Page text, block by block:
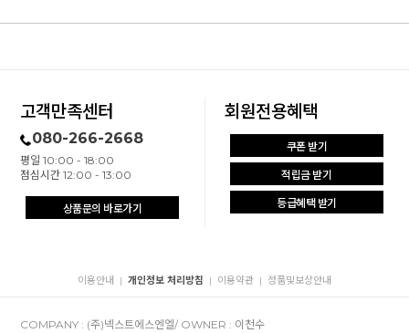
고객만족센터
080-266-2668
평일 10:00 - 18:00
점심시간 12:00 - 13:00
상품문의 바로가기
회원전용혜택
쿠폰 받기
적립금 받기
등급혜택 받기
이용안내 | 개인정보 처리방침 | 이용약관 | 정품및보상안내
COMPANY : (주)넥스트에스엔엘/ OWNER : 이천수